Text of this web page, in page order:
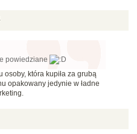
powiedziane
która kupiła za grubą
opakowany jedynie w ładne